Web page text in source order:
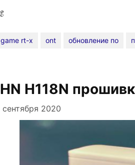
«Прошивка
терминала
Huawei
X»
game rt-x ont обновление по
H118N
сентября 2020